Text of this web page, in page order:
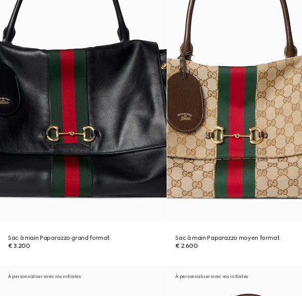
Sac à main Paparazzo grand format
€ 3.200
Sac à main Paparazzo moyen format
€ 2.600
À personnaliser avec vos initiales À personnaliser avec vos initiales